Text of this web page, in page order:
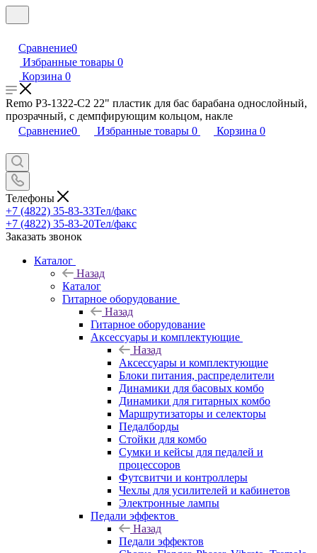
Сравнение0
Избранные товары 0
Корзина 0
Remo P3-1322-C2 22" пластик для бас барабана однослойный,
прозрачный, с демпфирующим кольцом, накле
Сравнение0 Избранные товары 0 Корзина 0
Телефоны
+7 (4822) 35-83-33Тел/факс
+7 (4822) 35-83-20Тел/факс
Заказать звонок
Каталог
Назад
Каталог
Гитарное оборудование
Назад
Гитарное оборудование
Аксессуары и комплектующие
Назад
Аксессуары и комплектующие
Блоки питания, распределители
Динамики для басовых комбо
Динамики для гитарных комбо
Маршрутизаторы и селекторы
Педалборды
Стойки для комбо
Сумки и кейсы для педалей и
процессоров
Футсвитчи и контроллеры
Чехлы для усилителей и кабинетов
Электронные лампы
Педали эффектов
Назад
Педали эффектов